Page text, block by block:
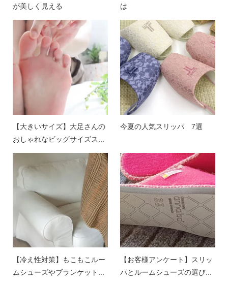
が美しく見える
は
【大きいサイズ】大足さんの
おしゃれなビッグサイズス...
今夏の人気スリッパ 7選
【冷え性対策】もこもこルー
ムシューズやブランケット...
【お客様アンケート】スリッ
パとルームシューズの選び...